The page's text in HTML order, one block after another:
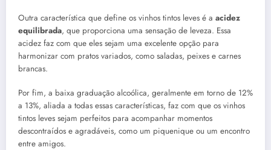
Outra característica que define os vinhos tintos leves é a acidez
equilibrada, que proporciona uma sensação de leveza. Essa
acidez faz com que eles sejam uma excelente opção para
harmonizar com pratos variados, como saladas, peixes e carnes
brancas.
Por fim, a baixa graduação alcoólica, geralmente em torno de 12%
a 13%, aliada a todas essas características, faz com que os vinhos
tintos leves sejam perfeitos para acompanhar momentos
descontraídos e agradáveis, como um piquenique ou um encontro
entre amigos.